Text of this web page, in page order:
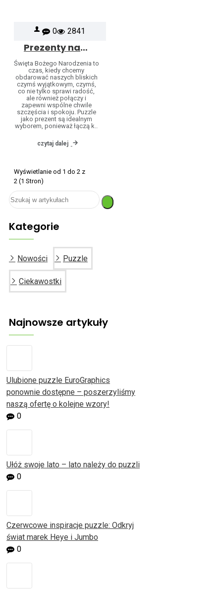
0 2841
Prezenty na Święta dla dzieci i dorosłych – puzzle, klocki drewniane, puzzle 3D i 4D
Święta Bożego Narodzenia to
czas, kiedy chcemy
obdarować naszych bliskich
czymś wyjątkowym, czymś,
co nie tylko sprawi radość,
ale również połączy i
zapewni wspólne chwile
szczęścia i spokoju. Puzzle
jako prezent są idealnym
wyborem, ponieważ łączą k..
czytaj dalej
Wyświetlanie od 1 do 2 z
2 (1 Stron)
Kategorie
Nowości Puzzle
Ciekawostki
Najnowsze artykuły
Ulubione puzzle EuroGraphics
ponownie dostępne – poszerzyliśmy
naszą ofertę o kolejne wzory!
0
Ułóż swoje lato – lato należy do puzzli
0
Czerwcowe inspiracje puzzle: Odkryj
świat marek Heye i Jumbo
0